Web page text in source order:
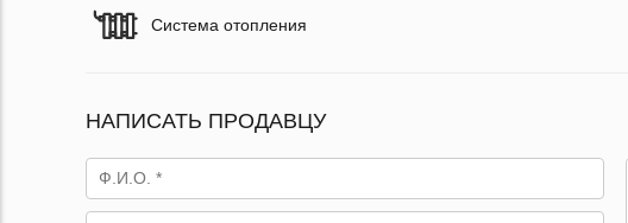
Система отопления
НАПИСАТЬ ПРОДАВЦУ